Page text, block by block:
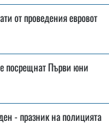
от проведения евровот
посрещнат Първи юни
- празник на полицията